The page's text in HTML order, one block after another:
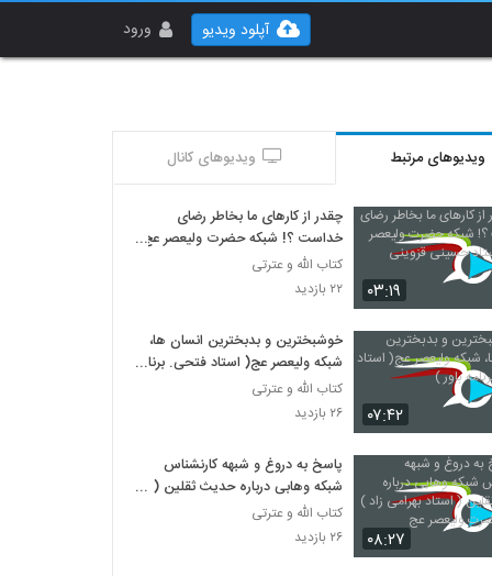
ورود آپلود ویدیو
ویدیوهای مرتبط ویدیوهای کانال
۰۳:۱۹
چقدر از کارهای ما بخاطر رضای
خداست ؟! شبکه حضرت ولیعصر عج
... استاد حسینی قزوینی
کتاب الله و عترتی
۲۲ بازدید
۰۷:۴۲
خوشبخترین و بدبخترین انسان ها،
شبکه ولیعصر عج( استاد فتحی. برنامه
باور )
کتاب الله و عترتی
۲۶ بازدید
۰۸:۲۷
پاسخ به دروغ و شبهه کارنشناس
شبکه وهابی درباره حدیث ثقلین (
استاد بهرامی زاد ) شبکه حضرت
ولیعصر عج
کتاب الله و عترتی
۲۶ بازدید